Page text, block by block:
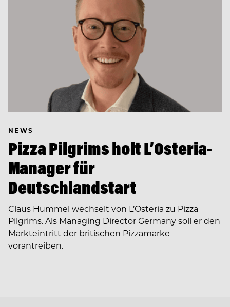
NEWS
Pizza Pilgrims holt L’Osteria-
Manager für
Deutschlandstart
Claus Hummel wechselt von L’Osteria zu Pizza
Pilgrims. Als Managing Director Germany soll er den
Markteintritt der britischen Pizzamarke
vorantreiben.